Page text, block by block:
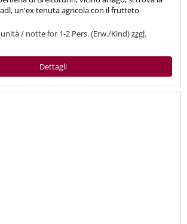
un'ex tenuta agricola con il frutteto
/ notte for 1-2 Pers. (Erw./Kind)zzgl.
Dettagli